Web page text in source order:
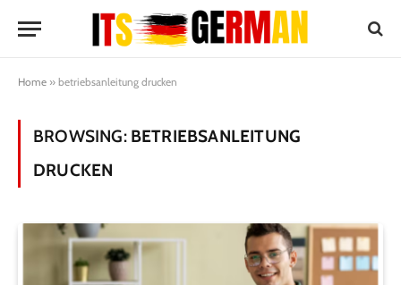
Home » betriebsanleitung drucken
BROWSING: BETRIEBSANLEITUNG
DRUCKEN